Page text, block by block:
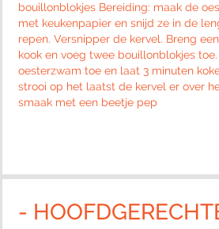
bouillonblokjes Bereiding: maak de oesterzwammen schoon
met keukenpapier en snijd ze in de
repen. Versnipper de kervel. Breng
kook en voeg twee bouillonblokjes
oesterzwam toe en laat 3 minuten
strooi op het laatst de kervel er over heen. Tip:
smaak met een beetje pep
-